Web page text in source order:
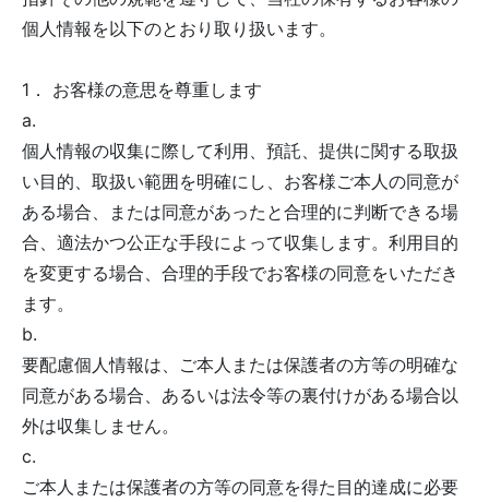
個人情報を以下のとおり取り扱います。
1． お客様の意思を尊重します
a.
個人情報の収集に際して利用、預託、提供に関する取扱
い目的、取扱い範囲を明確にし、お客様ご本人の同意が
ある場合、または同意があったと合理的に判断できる場
合、適法かつ公正な手段によって収集します。利用目的
を変更する場合、合理的手段でお客様の同意をいただき
ます。
b.
要配慮個人情報は、ご本人または保護者の方等の明確な
同意がある場合、あるいは法令等の裏付けがある場合以
外は収集しません。
c.
ご本人または保護者の方等の同意を得た目的達成に必要